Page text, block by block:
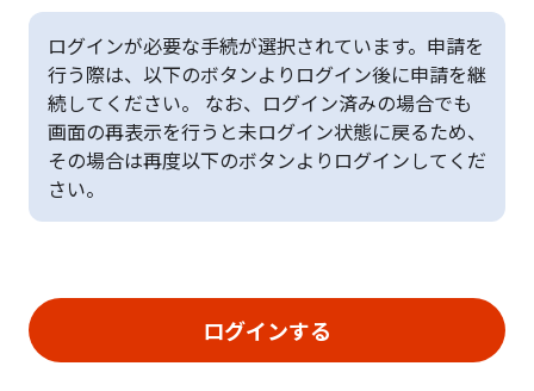
ログインが必要な手続が選択されています。申請を
行う際は、以下のボタンよりログイン後に申請を継
続してください。 なお、ログイン済みの場合でも
画面の再表示を行うと未ログイン状態に戻るため、
その場合は再度以下のボタンよりログインしてくだ
さい。